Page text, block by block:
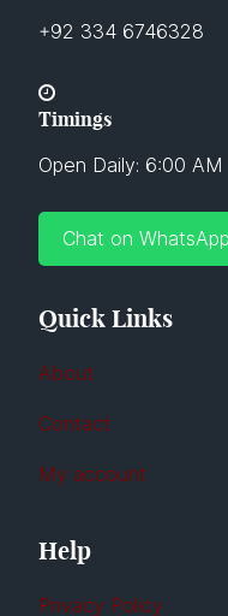
+92 334 6746328
Timings
Open Daily: 6:00 AM
Chat on WhatsApp
Quick Links
About
Contact
My account
Help
Privacy Policy